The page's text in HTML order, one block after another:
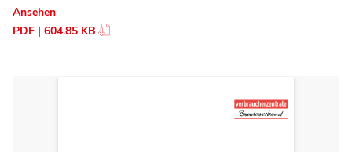
Ansehen
PDF | 604.85 KB